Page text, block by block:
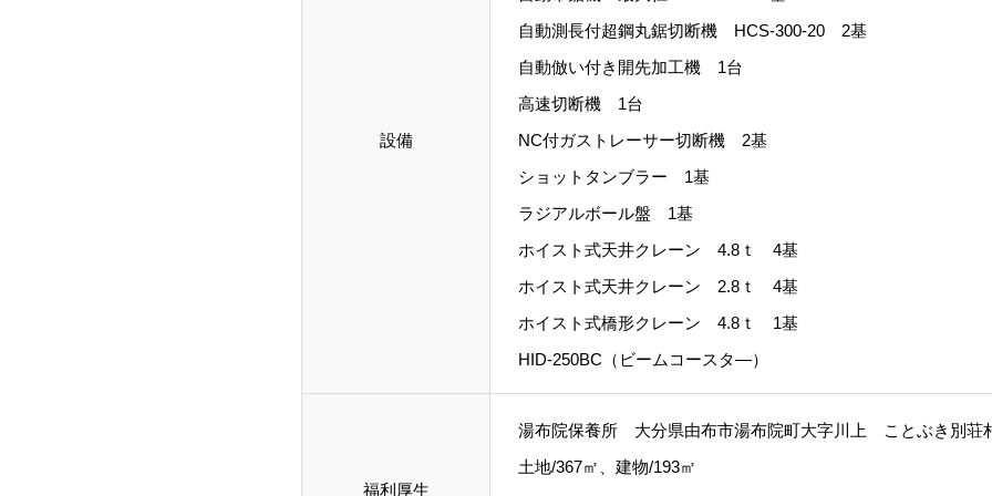
設備
自動測長付超鋼丸鋸切断機 HCS-300-20 2基
自動倣い付き開先加工機 1台
高速切断機 1台
NC付ガストレーサー切断機 2基
ショットタンブラー 1基
ラジアルボール盤 1基
ホイスト式天井クレーン 4.8ｔ 4基
ホイスト式天井クレーン 2.8ｔ 4基
ホイスト式橋形クレーン 4.8ｔ 1基
HID-250BC（ビームコースタ―）
福利厚生
湯布院保養所 大分県由布市湯布院町大字川上 ことぶき別荘
土地/367㎡、建物/193㎡